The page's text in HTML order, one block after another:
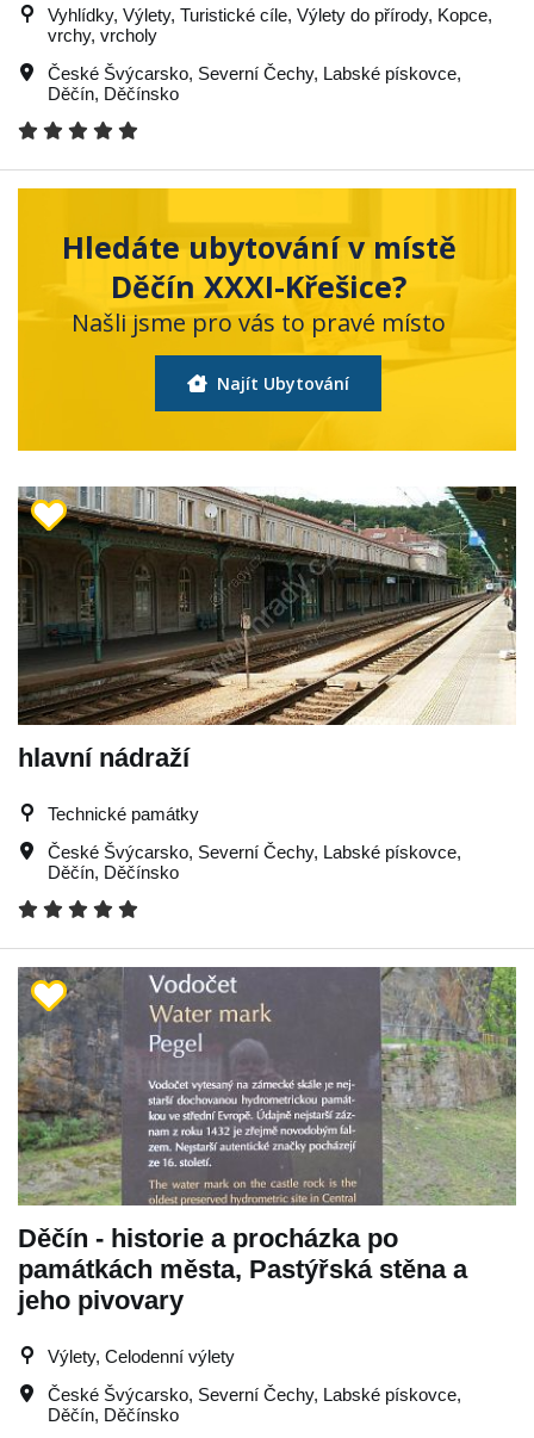
Vyhlídky, Výlety, Turistické cíle, Výlety do přírody, Kopce,
vrchy, vrcholy
České Švýcarsko, Severní Čechy, Labské pískovce,
Děčín, Děčínsko
Hledáte ubytování v místě
Děčín XXXI-Křešice?
Našli jsme pro vás to pravé místo
Najít Ubytování
hlavní nádraží
Technické památky
České Švýcarsko, Severní Čechy, Labské pískovce,
Děčín, Děčínsko
Děčín - historie a procházka po
památkách města, Pastýřská stěna a
jeho pivovary
Výlety, Celodenní výlety
České Švýcarsko, Severní Čechy, Labské pískovce,
Děčín, Děčínsko